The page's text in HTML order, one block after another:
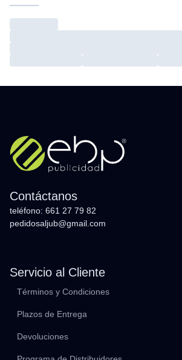
Contáctanos
teléfono: 661 27 79 82
pedidosaljub@gmail.com
Servicio al Cliente
Términos y Condiciones
Plazos de Entrega
Devoluciones